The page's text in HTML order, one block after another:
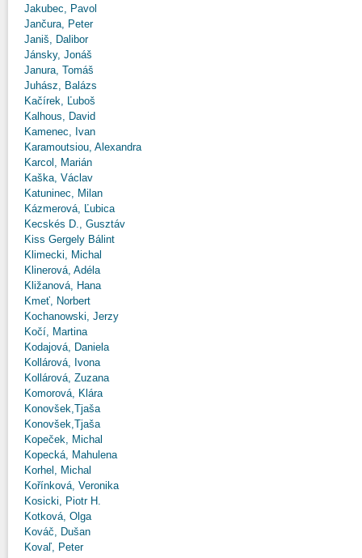
Jakubec, Pavol
Jančura, Peter
Janiš, Dalibor
Jánsky, Jonáš
Janura, Tomáš
Juhász, Balázs
Kačírek, Ľuboš
Kalhous, David
Kamenec, Ivan
Karamoutsiou, Alexandra
Karcol, Marián
Kaška, Václav
Katuninec, Milan
Kázmerová, Ľubica
Kecskés D., Gusztáv
Kiss Gergely Bálint
Klimecki, Michal
Klinerová, Adéla
Kližanová, Hana
Kmeť, Norbert
Kochanowski, Jerzy
Kočí, Martina
Kodajová, Daniela
Kollárová, Ivona
Kollárová, Zuzana
Komorová, Klára
Konovšek,Tjaša
Konovšek,Tjaša
Kopeček, Michal
Kopecká, Mahulena
Korhel, Michal
Kořínková, Veronika
Kosicki, Piotr H.
Kotková, Olga
Kováč, Dušan
Kovaľ, Peter